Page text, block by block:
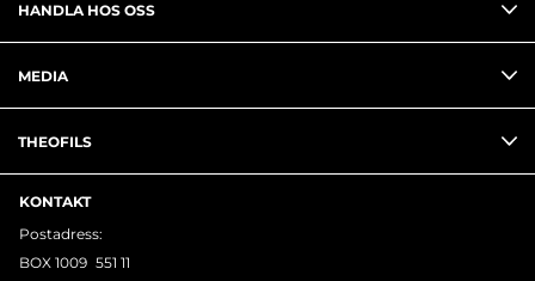
HANDLA HOS OSS
MEDIA
THEOFILS
KONTAKT
Postadress:
BOX 1009 551 11